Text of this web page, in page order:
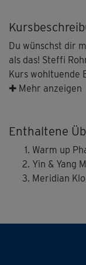
Du wünschst dir
als das! Steffi
Kurs wohltuende
Körper. Du
Übungsparts mit
Ende kannst du
entspannen.
✚ Mehr anzeigen
Enthaltene
Warm up
Yin & Yang
Meridian